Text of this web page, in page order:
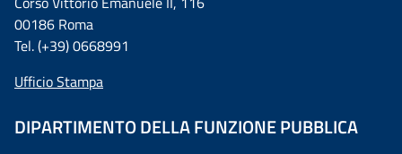
00186 Roma
Tel. (+39) 0668991
Ufficio Stampa
DIPARTIMENTO DELLA FUNZIONE PUBBLICA